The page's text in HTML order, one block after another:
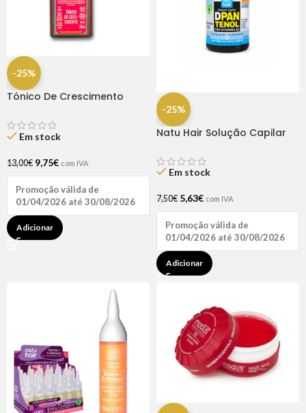
-25%
Tónico De Crescimento
Em stock
13,00€ 9,75€ com IVA
Promoção válida de
01/04/2026 até 30/08/2026
Adicionar
-25%
Natu Hair Solução Capilar
Em stock
7,50€ 5,63€ com IVA
Promoção válida de
01/04/2026 até 30/08/2026
Adicionar